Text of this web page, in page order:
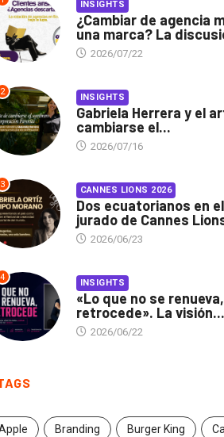
INSIGHTS
¿Cambiar de agencia
una marca? La
2026/07/22
2 INSIGHTS
Gabriela Herrera y el
cambiarse el...
2026/07/16
3 CANNES LIONS 2026
Dos ecuatorianos en el
jurado de Cannes
2026/06/23
4 INSIGHTS
«Lo que no se renueva,
retrocede». La visión...
2026/06/22
Branding Burger King